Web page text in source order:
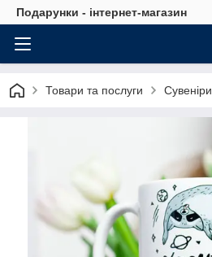
Подарунки - інтернет-магазин
Товари та послуги Сувеніри